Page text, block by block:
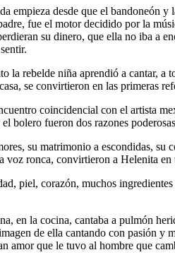
empieza desde que el bandoneón
fue el motor decidido por la
su dinero, que ella no iba a
la rebelde niña aprendió a cantar,
se convirtieron en las primeras
coincidencial con el artista
bolero fueron dos razones
su matrimonio a escondidas, su
voz ronca, convirtieron a Helenita
piel, corazón, muchos
en la cocina, cantaba a pulmón
de ella cantando con pasión
amor que le tuvo al hombre que